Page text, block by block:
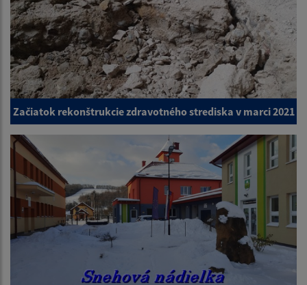
Začiatok rekonštrukcie zdravotného strediska v marci 2021